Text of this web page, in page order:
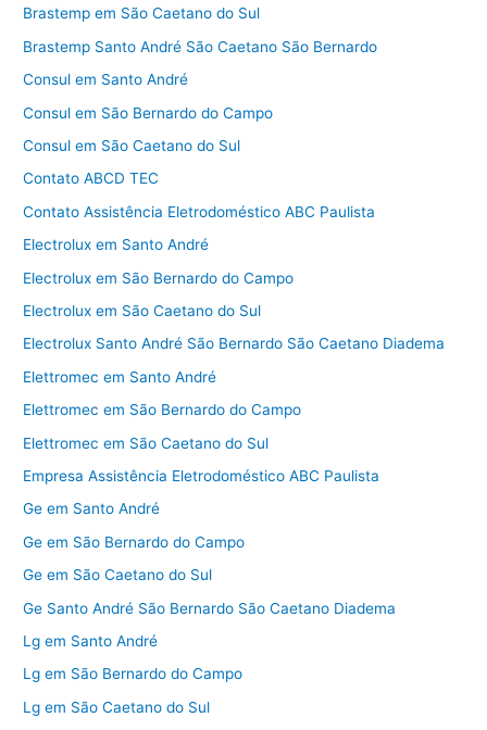
Brastemp em São Caetano do Sul
Brastemp Santo André São Caetano São Bernardo
Consul em Santo André
Consul em São Bernardo do Campo
Consul em São Caetano do Sul
Contato ABCD TEC
Contato Assistência Eletrodoméstico ABC Paulista
Electrolux em Santo André
Electrolux em São Bernardo do Campo
Electrolux em São Caetano do Sul
Electrolux Santo André São Bernardo São Caetano Diadema
Elettromec em Santo André
Elettromec em São Bernardo do Campo
Elettromec em São Caetano do Sul
Empresa Assistência Eletrodoméstico ABC Paulista
Ge em Santo André
Ge em São Bernardo do Campo
Ge em São Caetano do Sul
Ge Santo André São Bernardo São Caetano Diadema
Lg em Santo André
Lg em São Bernardo do Campo
Lg em São Caetano do Sul